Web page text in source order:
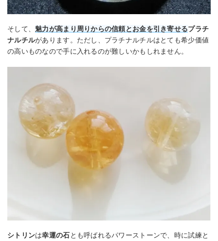
そして、 魅力が高まり周りからの信頼とお金を引き寄せるプラチ
ナルチルがあります。ただし、プラチナルチルはとても希少価値
の高いものなので手に入れるのが難しいかもしれません。
シトリンは幸運の石とも呼ばれるパワーストーンで、時に試練と